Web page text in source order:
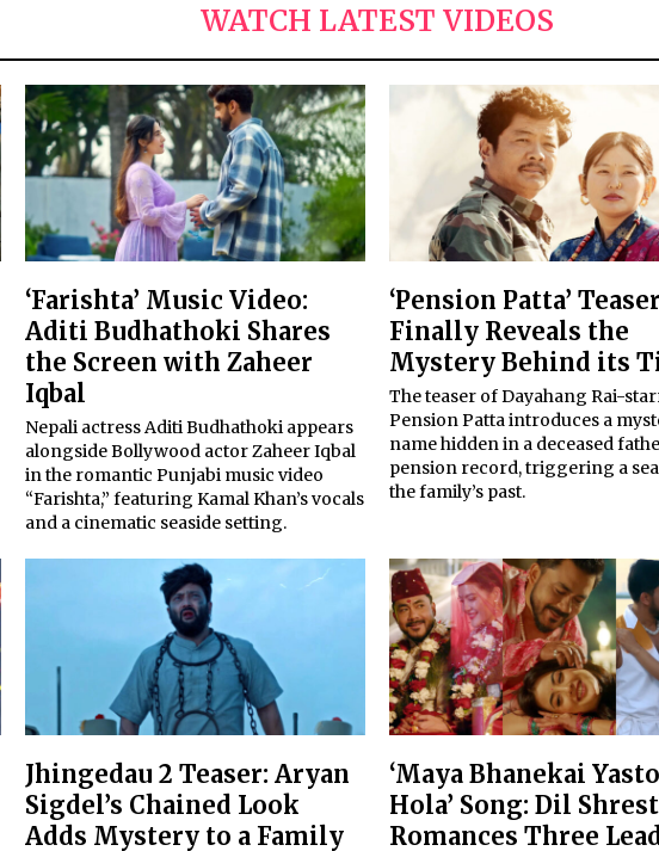
WATCH LATEST VIDEOS
‘Farishta’ Music Video:
Aditi Budhathoki Shares
the Screen with Zaheer
Iqbal
Nepali actress Aditi Budhathoki appears
alongside Bollywood actor Zaheer Iqbal
in the romantic Punjabi music video
“Farishta,” featuring Kamal Khan’s vocals
and a cinematic seaside setting.
‘Pension Patta’ Teaser
Finally Reveals the
Mystery Behind its
The teaser of Dayahang Rai-
Pension Patta introduces a
name hidden in a deceased
pension record, triggering a
the family’s past.
Jhingedau 2 Teaser: Aryan
Sigdel’s Chained Look
Adds Mystery to a Family
‘Maya Bhanekai Yasto
Hola’ Song: Dil
Romances Three